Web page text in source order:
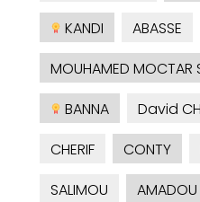
KANDI
ABASSE
MOUHAMED MOCTAR
BANNA
David
CHERIF
CONTY
SALIMOU
AMADOU